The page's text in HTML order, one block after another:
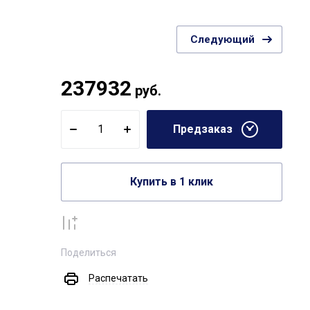
Следующий
237932 руб.
Предзаказ
Купить в 1 клик
Поделиться
Распечатать